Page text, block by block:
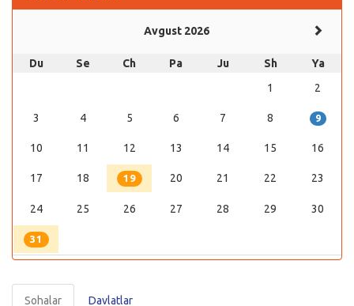
Avgust 2026
Du Se Ch Pa Ju Sh
Ya
1
2
3 4 5 6 7 8 9
10 11 12 13 14 15 16
17 18 19 20 21 22 23
24 25 26 27 28 29 30
31
Sohalar Davlatlar